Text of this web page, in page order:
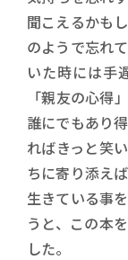
聞こえるかも
のようで忘れ
いた時には手
「親友の心得
誰にでもあり
ればきっと笑
ちに寄り添え
生きている事
うと、この本
した。